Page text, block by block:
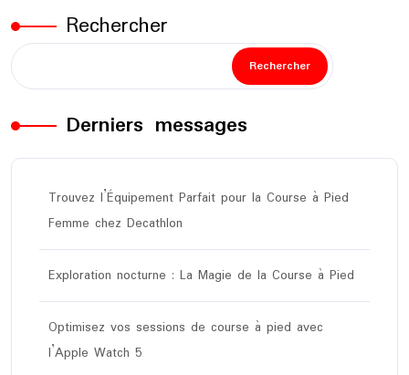
Rechercher
Rechercher
Derniers messages
Trouvez l’Équipement Parfait pour la Course à Pied
Femme chez Decathlon
Exploration nocturne : La Magie de la Course à Pied
Optimisez vos sessions de course à pied avec
l’Apple Watch 5